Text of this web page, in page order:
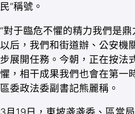
民”稱號。
“對于臨危不懼的精力我們是
以后，我們和街道辦、公安機
步展開任務。今朝，正在按法
懼，相干成果我們也會在第一
區委政法委副書記熊麗稱。